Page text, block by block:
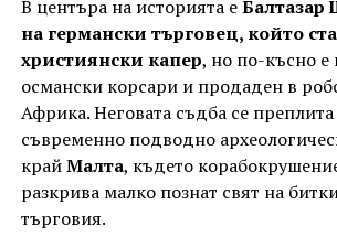
В центъра на историята е
на германски търговец, който
християнски капер, но по-късно е
османски корсари и продаден в
Африка. Неговата съдба се преплита
съвременно подводно
крайМалта, където
разкрива малко познат свят на
търговия.